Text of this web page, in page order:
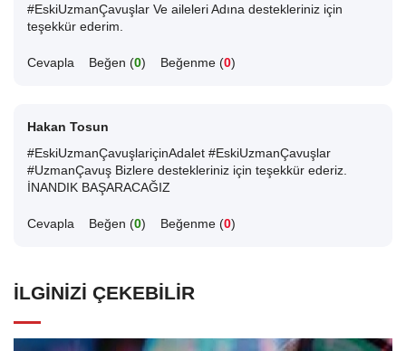
#EskiUzmanÇavuşlar Ve aileleri Adına destekleriniz için
teşekkür ederim.
Cevapla Beğen (0) Beğenme (0)
Hakan Tosun
#EskiUzmanÇavuşlariçinAdalet #EskiUzmanÇavuşlar
#UzmanÇavuş Bizlere destekleriniz için teşekkür ederiz.
İNANDIK BAŞARACAĞIZ
Cevapla Beğen (0) Beğenme (0)
İLGINIZI ÇEKEBILIR